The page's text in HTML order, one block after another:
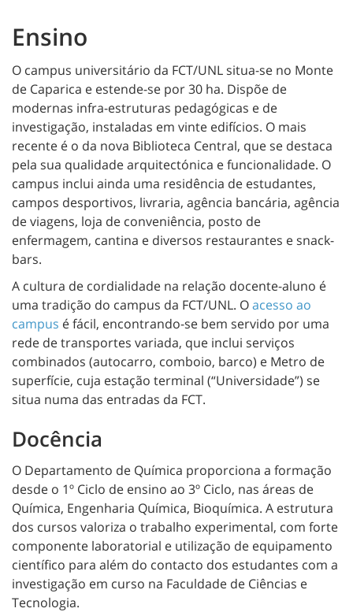
Ensino
O campus universitário da FCT/UNL situa-se no Monte
de Caparica e estende-se por 30 ha. Dispõe de
modernas infra-estruturas pedagógicas e de
investigação, instaladas em vinte edifícios. O mais
recente é o da nova Biblioteca Central, que se destaca
pela sua qualidade arquitectónica e funcionalidade. O
campus inclui ainda uma residência de estudantes,
campos desportivos, livraria, agência bancária, agência
de viagens, loja de conveniência, posto de
enfermagem, cantina e diversos restaurantes e snack-
bars.
A cultura de cordialidade na relação docente-aluno é
uma tradição do campus da FCT/UNL. Oacesso ao
campus é fácil, encontrando-se bem servido por uma
rede de transportes variada, que inclui serviços
combinados (autocarro, comboio, barco) e Metro de
superfície, cuja estação terminal (“Universidade”) se
situa numa das entradas da FCT.
Docência
O Departamento de Química proporciona a formação
desde o 1º Ciclo de ensino ao 3º Ciclo, nas áreas de
Química, Engenharia Química, Bioquímica. A estrutura
dos cursos valoriza o trabalho experimental, com forte
componente laboratorial e utilização de equipamento
científico para além do contacto dos estudantes com a
investigação em curso na Faculdade de Ciências e
Tecnologia.